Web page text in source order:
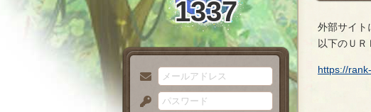
1337
メ
外部サイト
以下のＵＲ
https://